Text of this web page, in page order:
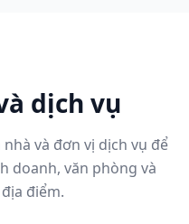
dịch vụ
và đơn vị dịch vụ để
doanh, văn phòng và
điểm.